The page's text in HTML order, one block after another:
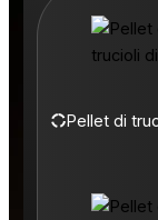
Pellet di